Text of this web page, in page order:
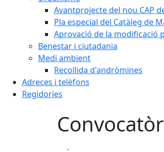
Avantprojecte del nou CAP
Pla especial del Catàleg de
Aprovació de la modificació
Benestar i ciutadania
Medi ambient
Recollida d'andròmines
Adreces i telèfons
Regidories